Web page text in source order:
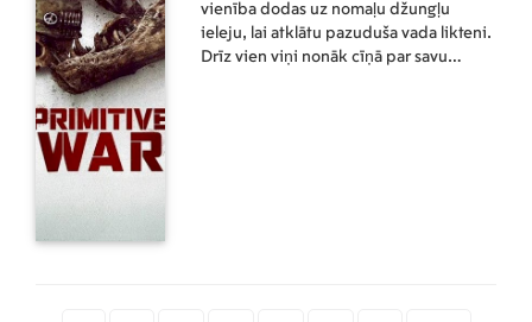
vienība dodas uz nomaļu džungļu
ieleju, lai atklātu pazuduša vada likteni.
Drīz vien viņi nonāk cīņā par savu